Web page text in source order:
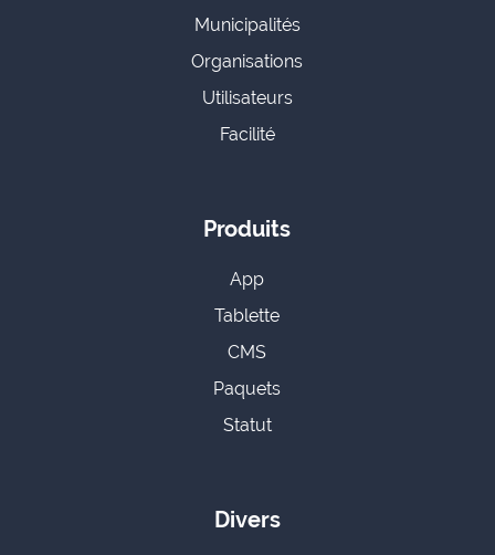
Municipalités
Organisations
Utilisateurs
Facilité
Produits
App
Tablette
CMS
Paquets
Statut
Divers